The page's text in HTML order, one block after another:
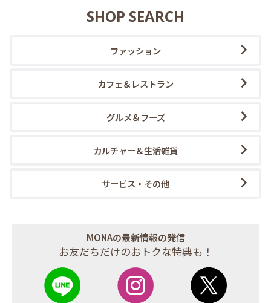
SHOP SEARCH
ファッション
カフェ＆レストラン
グルメ＆フーズ
カルチャー＆生活雑貨
サービス・その他
MONAの最新情報の発信
お友だちだけのおトクな特典も！